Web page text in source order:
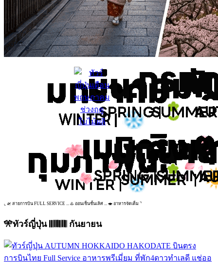
⌞ 🛫 สายการบิน FULL SERVICE ... ♨️ ออนเช็นชั้นเลิศ ... 🍣 อาหารจัดเต็ม ⌝
🎌ทัวร์ญี่ปุ่น 𝄃𝄃𝄂𝄂𝄀𝄁𝄃𝄂𝄂𝄃 กันยายน